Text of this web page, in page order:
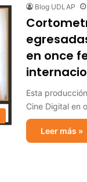
Blog UDLAP
en once
Esta
Cine Digital en
Leer más »